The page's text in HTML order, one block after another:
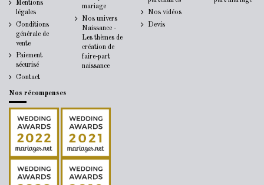
Mentions
légales
Conditions
générale de
vente
Paiement
sécurisé
Contact
mariage
Nos univers
Naissance -
Les thèmes de
création de
faire-part
naissance
Nos vidéos
Devis
Nos récompenses